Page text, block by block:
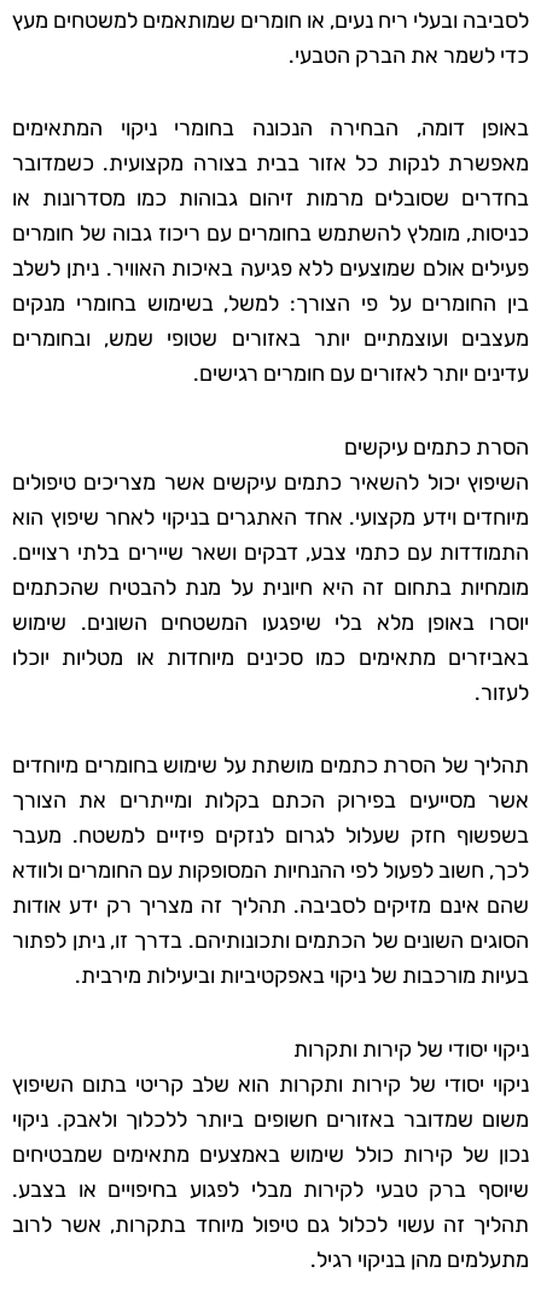
לסביבה ובעלי ריח נעים, או חומרים שמותאמים למשטחים מעץ
כדי לשמר את הברק הטבעי.
באופן דומה, הבחירה הנכונה בחומרי ניקוי המתאימים
מאפשרת לנקות כל אזור בבית בצורה מקצועית. כשמדובר
בחדרים שסובלים מרמות זיהום גבוהות כמו מסדרונות או
כניסות, מומלץ להשתמש בחומרים עם ריכוז גבוה של חומרים
פעילים אולם שמוצעים ללא פגיעה באיכות האוויר. ניתן לשלב
בין החומרים על פי הצורך: למשל, בשימוש בחומרי מנקים
מעצבים ועוצמתיים יותר באזורים שטופי שמש, ובחומרים
עדינים יותר לאזורים עם חומרים רגישים.
הסרת כתמים עיקשים
השיפוץ יכול להשאיר כתמים עיקשים אשר מצריכים טיפולים
מיוחדים וידע מקצועי. אחד האתגרים בניקוי לאחר שיפוץ הוא
התמודדות עם כתמי צבע, דבקים ושאר שיירים בלתי רצויים.
מומחיות בתחום זה היא חיונית על מנת להבטיח שהכתמים
יוסרו באופן מלא בלי שיפגעו המשטחים השונים. שימוש
באביזרים מתאימים כמו סכינים מיוחדות או מטליות יוכלו
לעזור.
תהליך של הסרת כתמים מושתת על שימוש בחומרים מיוחדים
אשר מסייעים בפירוק הכתם בקלות ומייתרים את הצורך
בשפשוף חזק שעלול לגרום לנזקים פיזיים למשטח. מעבר
לכך, חשוב לפעול לפי ההנחיות המסופקות עם החומרים ולוודא
שהם אינם מזיקים לסביבה. תהליך זה מצריך רק ידע אודות
הסוגים השונים של הכתמים ותכונותיהם. בדרך זו, ניתן לפתור
בעיות מורכבות של ניקוי באפקטיביות וביעילות מירבית.
ניקוי יסודי של קירות ותקרות
ניקוי יסודי של קירות ותקרות הוא שלב קריטי בתום השיפוץ
משום שמדובר באזורים חשופים ביותר ללכלוך ולאבק. ניקוי
נכון של קירות כולל שימוש באמצעים מתאימים שמבטיחים
שיוסף ברק טבעי לקירות מבלי לפגוע בחיפויים או בצבע.
תהליך זה עשוי לכלול גם טיפול מיוחד בתקרות, אשר לרוב
מתעלמים מהן בניקוי רגיל.